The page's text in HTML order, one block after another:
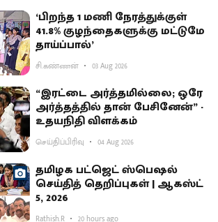
‘பிறந்த 1 மணி நேரத்துக்குள்
41.8% குழந்தைகளுக்கு மட்டுமே
தாய்ப்பால்’
சி.கண்ணன் 03 Aug 2026
“இரட்டை அர்த்தமில்லை; ஒரே
அர்த்தத்தில் தான் பேசினேன்” -
உதயநிதி விளக்கம்
செய்திப்பிரிவு 04 Aug 2026
தமிழக பட்ஜெட் ஸ்பெஷல்
செய்தித் தெறிப்புகள் | ஆகஸ்ட்
5, 2026
Rathish.R 20 hours ago